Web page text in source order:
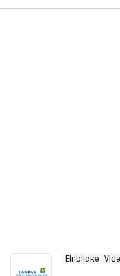
Einblicke